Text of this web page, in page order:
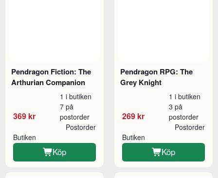
Pendragon Fiction: The
Arthurian Companion
369 kr
1 i butiken
7 på
postorder
Butiken
Postorder
Köp
Pendragon RPG: The
Grey Knight
269 kr
1 i butiken
3 på
postorder
Butiken
Postorder
Köp